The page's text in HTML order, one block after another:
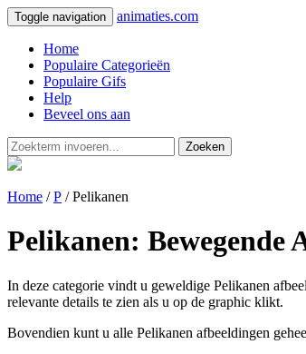
Toggle navigation animaties.com
Home
Populaire Categorieën
Populaire Gifs
Help
Beveel ons aan
Zoeken
Home /P / Pelikanen
Pelikanen: Bewegende
In deze categorie vindt u geweldige Pelikanen
relevante details te zien als u op de graphic klikt.
Bovendien kunt u alle Pelikanen afbeeldingen